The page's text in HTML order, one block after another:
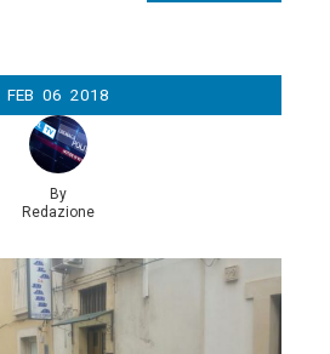
FEB 06 2018
By
Redazione